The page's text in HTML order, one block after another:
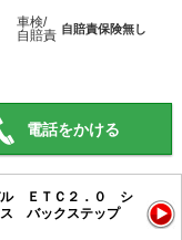
車検/
自賠責 自賠責保険無し
話をかける
ル ＥＴＣ２．０ シ
ス バックステップ